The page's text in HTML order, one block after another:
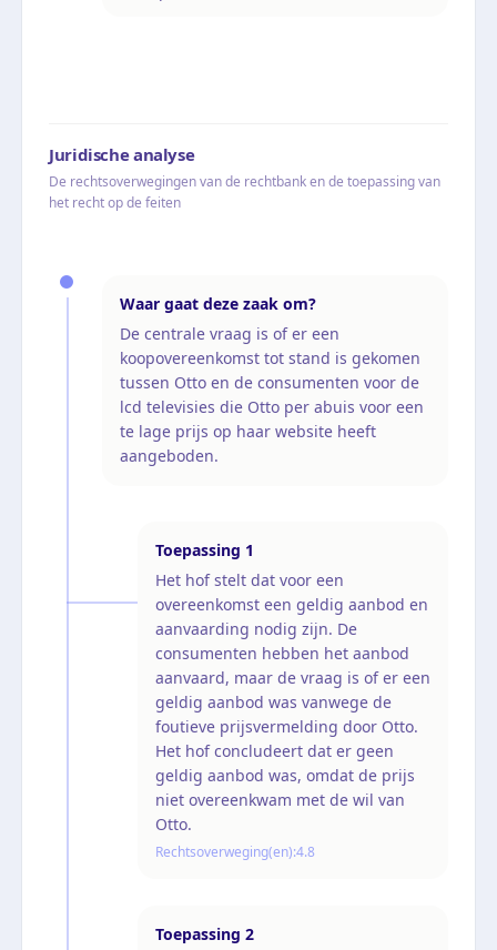
Juridische analyse
De rechtsoverwegingen van de rechtbank en de toepassing van
het recht op de feiten
Waar gaat deze zaak om?
De centrale vraag is of er een
koopovereenkomst tot stand is gekomen
tussen Otto en de consumenten voor de
lcd televisies die Otto per abuis voor een
te lage prijs op haar website heeft
aangeboden.
Toepassing 1
Het hof stelt dat voor een
overeenkomst een geldig aanbod en
aanvaarding nodig zijn. De
consumenten hebben het aanbod
aanvaard, maar de vraag is of er een
geldig aanbod was vanwege de
foutieve prijsvermelding door Otto.
Het hof concludeert dat er geen
geldig aanbod was, omdat de prijs
niet overeenkwam met de wil van
Otto.
Rechtsoverweging(en):4.8
Toepassing 2